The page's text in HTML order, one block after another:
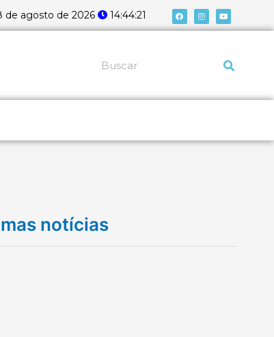
de agosto de 2026 14:44:21 F
a
c
e
I
n
s
t
Y
o
u
t
Pesquisar
notícias